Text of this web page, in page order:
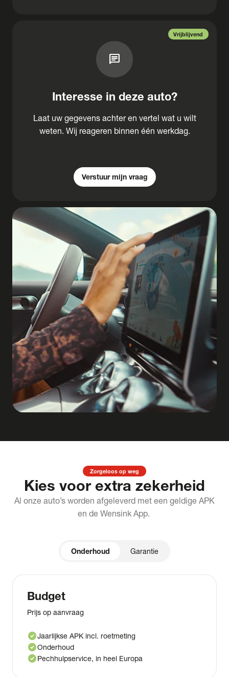
Vrijblijvend
chat
Interesse in deze auto?
Laat uw gegevens achter en vertel wat u wilt
weten. Wij reageren binnen één werkdag.
Verstuur mijn vraag
Zorgeloos op weg
Kies voor extra zekerheid
Al onze auto’s worden afgeleverd met een geldige APK
en de Wensink App.
Onderhoud Garantie
Budget
Prijs op aanvraag
check_circleJaarlijkse APK incl. roetmeting
check_circleOnderhoud
check_circlePechhulpservice, in heel Europa